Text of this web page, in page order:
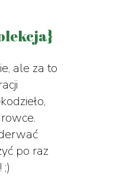
ale za to
po raz